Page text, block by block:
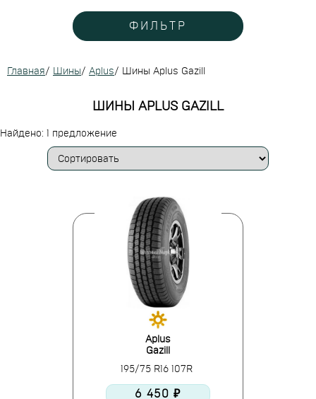
ФИЛЬТР
Главная/ Шины/ Aplus/ Шины Aplus Gazill
ШИНЫ APLUS GAZILL
Найдено: 1 предложение
Aplus
Gazill
195/75 R16 107R
6 450 ₽